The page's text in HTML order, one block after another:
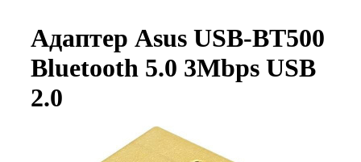
Адаптер Asus USB-BT500
Bluetooth 5.0 3Mbps USB
2.0